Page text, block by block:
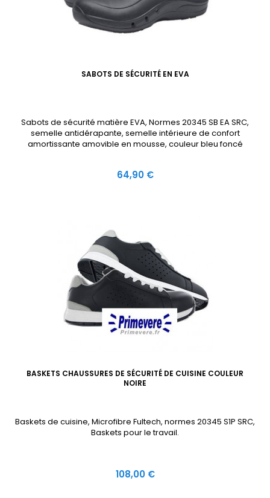
SABOTS DE SÉCURITÉ EN EVA
Sabots de sécurité matière EVA, Normes 20345 SB EA SRC,
semelle antidérapante, semelle intérieure de confort
amortissante amovible en mousse, couleur bleu foncé
Prix
64,90 €
BASKETS CHAUSSURES DE SÉCURITÉ DE CUISINE COULEUR
NOIRE
Baskets de cuisine, Microfibre Fultech, normes 20345 S1P SRC,
Baskets pour le travail.
Prix
108,00 €